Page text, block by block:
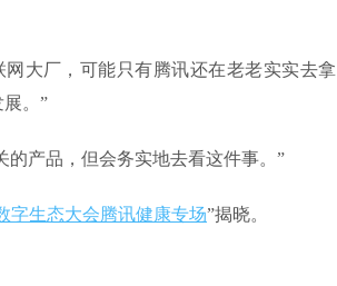
大厂，可能只有腾讯还在老老实实去拿
。”
的产品，但会务实地去看这件事。”
字生态大会腾讯健康专场”揭晓。